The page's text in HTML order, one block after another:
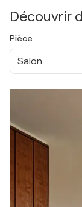
Découvrir
Pièce
Salon